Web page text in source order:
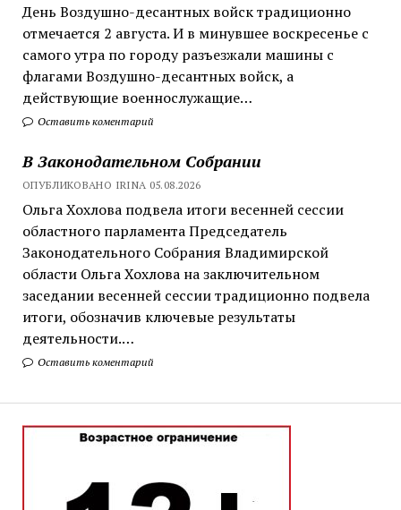
День Воздушно-десантных войск традиционно
отмечается 2 августа. И в минувшее воскресенье с
самого утра по городу разъезжали машины с
флагами Воздушно-десантных войск, а
действующие военнослужащие…
Оставить коментарий
В Законодательном Собрании
ОПУБЛИКОВАНО IRINA 05.08.2026
Ольга Хохлова подвела итоги весенней сессии
областного парламента Председатель
Законодательного Собрания Владимирской
области Ольга Хохлова на заключительном
заседании весенней сессии традиционно подвела
итоги, обозначив ключевые результаты
деятельности.…
Оставить коментарий